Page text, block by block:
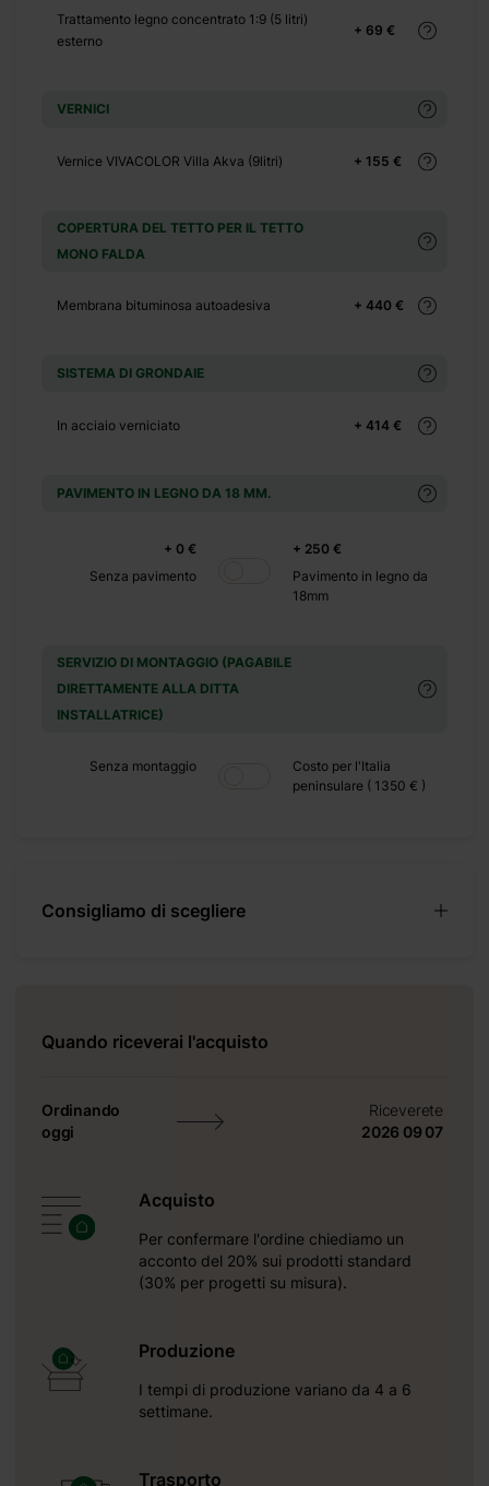
+ 69 €
Trattamento legno concentrato 1:9 (5 litri)
esterno
VERNICI
+ 155 €
Vernice VIVACOLOR Villa Akva (9litri)
COPERTURA DEL TETTO PER IL TETTO
MONO FALDA
+ 440 €
Membrana bituminosa autoadesiva
SISTEMA DI GRONDAIE
+ 414 €
In acciaio verniciato
PAVIMENTO IN LEGNO DA 18 MM.
+ 0 €
Senza pavimento
+ 250 €
Pavimento in legno da
18mm
SERVIZIO DI MONTAGGIO (PAGABILE
DIRETTAMENTE ALLA DITTA
INSTALLATRICE)
Senza montaggio
Costo per l'Italia
peninsulare ( 1350 € )
Consigliamo di scegliere
Quando riceverai l'acquisto
Ordinando
oggi
Riceverete
2026 09 07
Acquisto
Per confermare l'ordine chiediamo un
acconto del 20% sui prodotti standard
(30% per progetti su misura).
Produzione
I tempi di produzione variano da 4 a 6
settimane.
Trasporto
+ 0 €
+ 0 €
+ 480 €
nordico ed
anche agli
che si